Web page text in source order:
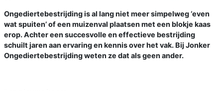
Ongediertebestrijding is al lang niet meer simpelweg ‘even
wat spuiten’ of een muizenval plaatsen met een blokje kaas
erop. Achter een succesvolle en effectieve bestrijding
schuilt jaren aan ervaring en kennis over het vak. Bij Jonker
Ongediertebestrijding weten ze dat als geen ander.